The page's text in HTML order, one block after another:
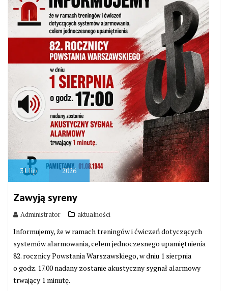
31 lip 2026
Zawyją syreny
Administrator aktualności
Informujemy, że w ramach treningów i ćwiczeń dotyczących
systemów alarmowania, celem jednoczesnego upamiętnienia
82. rocznicy Powstania Warszawskiego, w dniu 1 sierpnia
o godz. 17.00 nadany zostanie akustyczny sygnał alarmowy
trwający 1 minutę.